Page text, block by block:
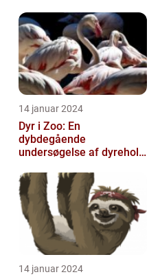
14 januar 2024
Dyr i Zoo: En
dybdegående
undersøgelse af dyrehold
14 januar 2024